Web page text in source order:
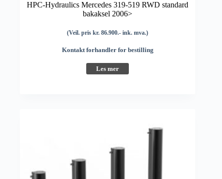
HPC-Hydraulics Mercedes 319-519 RWD standard
bakaksel 2006>
(Veil. pris kr. 86.900.- ink. mva.)
Kontakt forhandler for bestilling
Les mer